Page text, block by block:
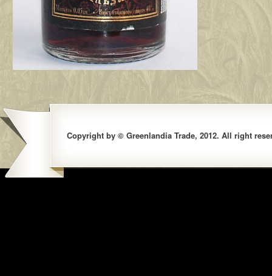
Copyright by © Greenlandia Trade, 2012. All right